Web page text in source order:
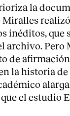
la
inéditos, que
archivo. Pero
de
la historia
el estudio